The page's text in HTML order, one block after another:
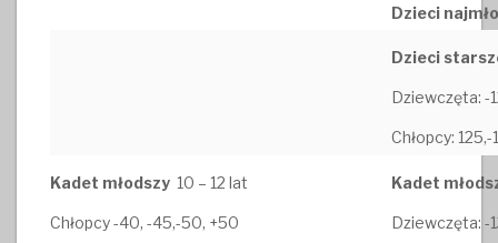
Dzieci
Dzieci
Dziewczęta: -
Chłopcy:
Kadet młodszy 10 – 12 lat
Chłopcy -40, -45,-50, +50
Kadet
Dziewczęta: -